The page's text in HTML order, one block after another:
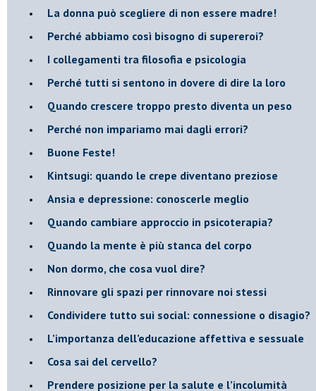
​La donna può scegliere di non essere madre!
​Perché abbiamo così bisogno di supereroi?
​I collegamenti tra filosofia e psicologia
​Perché tutti si sentono in dovere di dire la loro
​Quando crescere troppo presto diventa un peso
​Perché non impariamo mai dagli errori?
​Buone Feste!
​Kintsugi: quando le crepe diventano preziose
Ansia e depressione: conoscerle meglio
Quando cambiare approccio in psicoterapia?
​Quando la mente è più stanca del corpo
Non dormo, che cosa vuol dire?
​Rinnovare gli spazi per rinnovare noi stessi
​Condividere tutto sui social: connessione o disagio?
​L’importanza dell’educazione affettiva e sessuale
​Cosa sai del cervello?
Prendere posizione per la salute e l’incolumità